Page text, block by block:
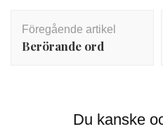
Föregående artikel
Berörande ord
Du kanske